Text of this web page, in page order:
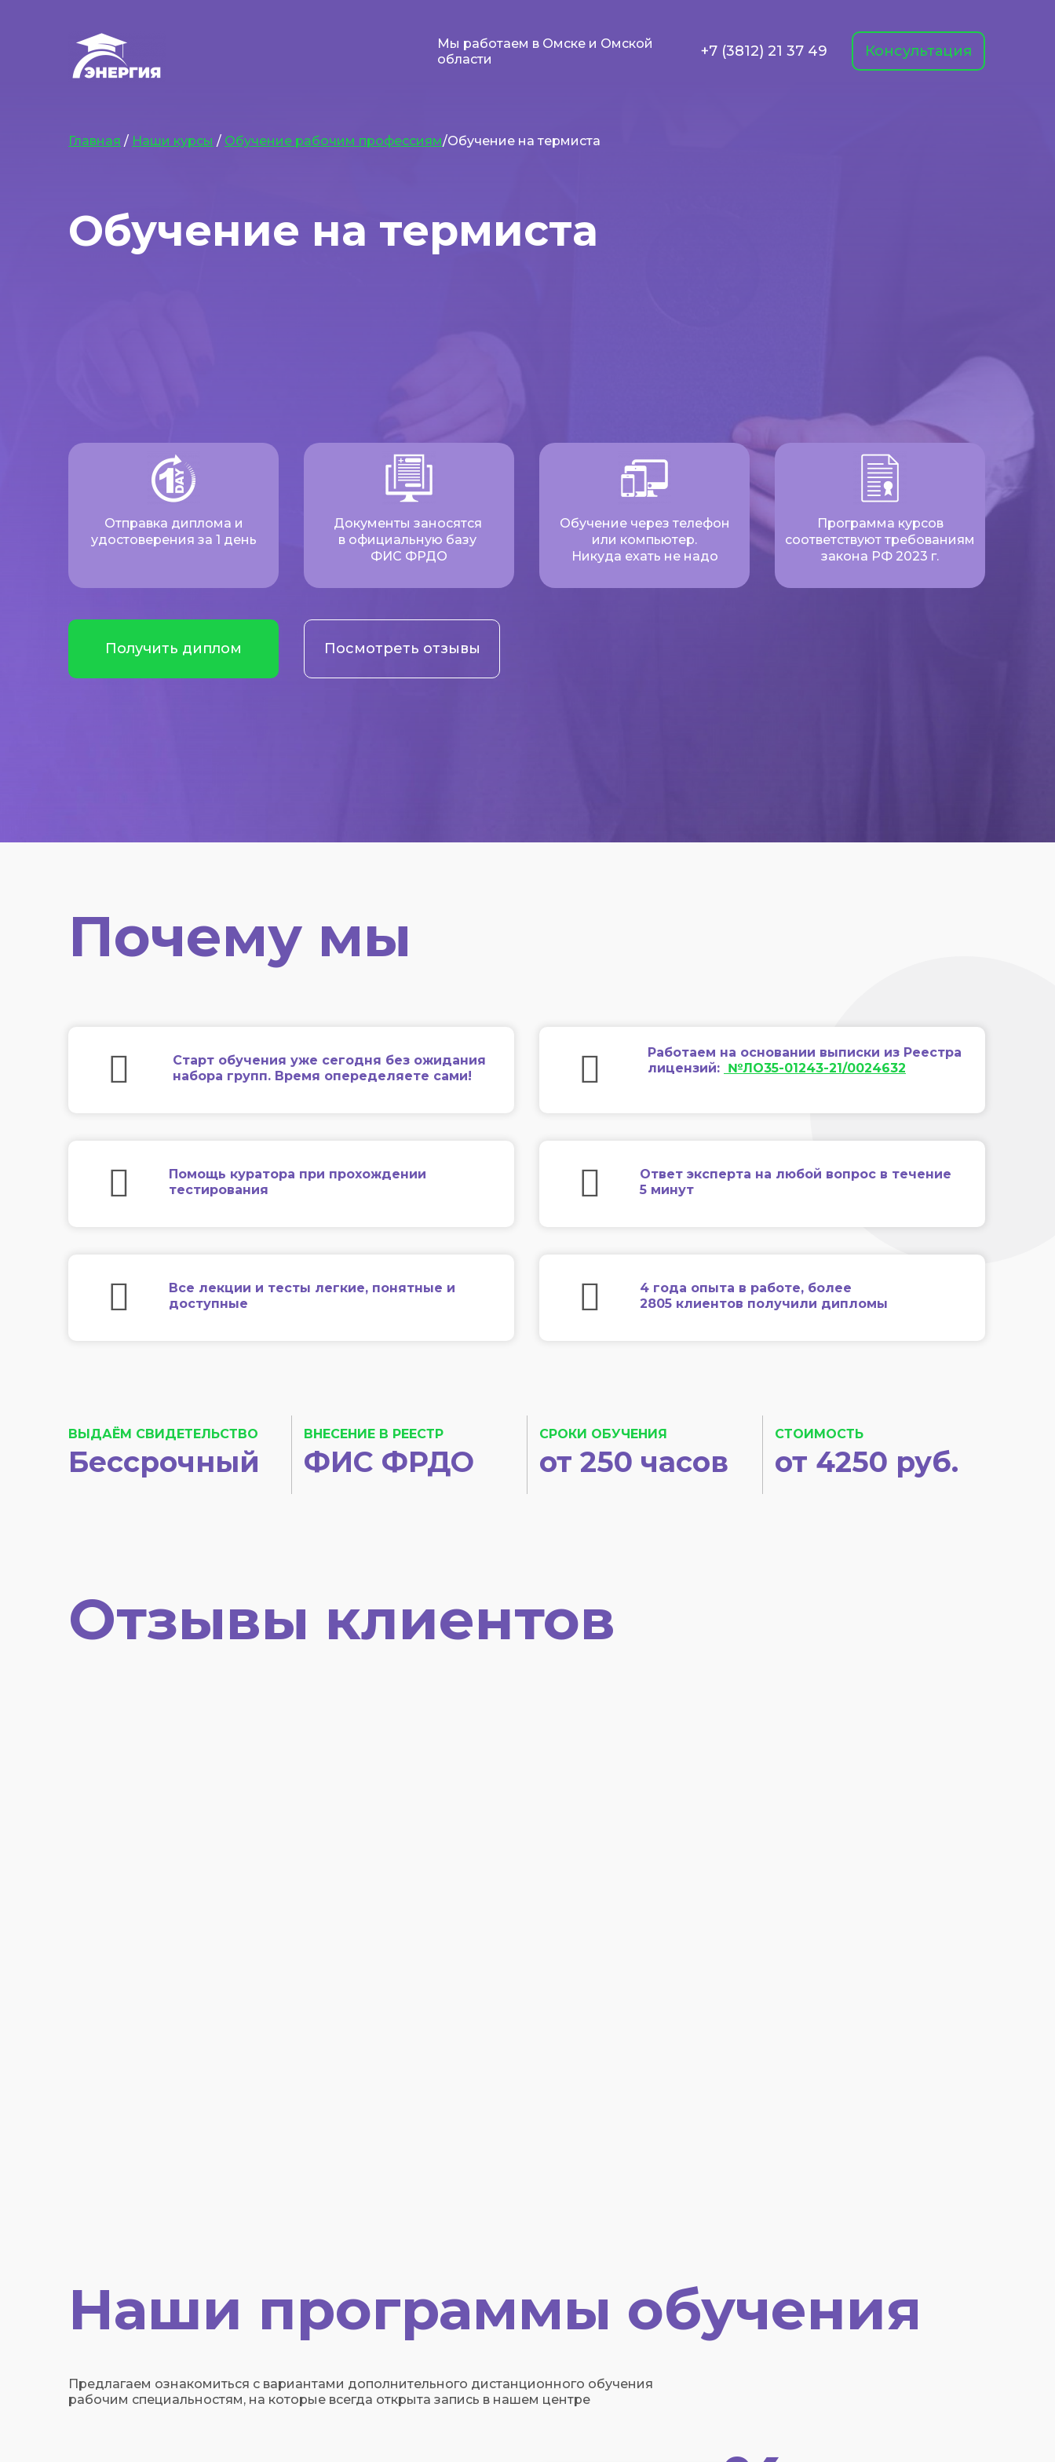
Мы работаем в Омске и Омской
области
+7 (3812) 21 37 49 Консультация
Обучение на термиста
Получить диплом
Отправка диплома и
удостоверения за 1 день
Документы заносятся
в официальную базу
ФИС ФРДО
Обучение через телефон
или компьютер.
Никуда ехать не надо
Программа курсов
соответствуют требованиям
закона РФ 2023 г.
Главная / Наши курсы / Обучение рабочим профессиям/Обучение на термиста
Посмотреть отзывы
Почему мы
Старт обучения уже сегодня без ожидания
набора групп. Время опеределяете сами!
Работаем на основании выписки из Реестра
лицензий: №ЛО35-01243-21/0024632
Помощь куратора при прохождении
тестирования
Ответ эксперта на любой вопрос в течение
5 минут
Все лекции и тесты легкие, понятные и
доступные
4 года опыта в работе, более
2805 клиентов получили дипломы
ВЫДАЁМ СВИДЕТЕЛЬСТВО
Бессрочный
ВНЕСЕНИЕ В РЕЕСТР
ФИС ФРДО
СРОКИ ОБУЧЕНИЯ СТОИМОСТЬ
от 250 часов от 4250 руб.
Отзывы клиентов
Наши программы обучения
Предлагаем ознакомиться с вариантами дополнительного дистанционного обучения
рабочим специальностям, на которые всегда открыта запись в нашем центре